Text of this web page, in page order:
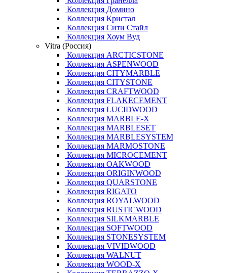
Коллекция Домино
Коллекция Кристал
Коллекция Сити Стайл
Коллекция Хоум Вуд
Vitra (Россия)
Коллекция ARCTICSTONE
Коллекция ASPENWOOD
Коллекция CITYMARBLE
Коллекция CITYSTONE
Коллекция CRAFTWOOD
Коллекция FLAKECEMENT
Коллекция LUCIDWOOD
Коллекция MARBLE-X
Коллекция MARBLESET
Коллекция MARBLESYSTEM
Коллекция MARMOSTONE
Коллекция MICROCEMENT
Коллекция OAKWOOD
Коллекция ORIGINWOOD
Коллекция QUARSTONE
Коллекция RIGATO
Коллекция ROYALWOOD
Коллекция RUSTICWOOD
Коллекция SILKMARBLE
Коллекция SOFTWOOD
Коллекция STONESYSTEM
Коллекция VIVIDWOOD
Коллекция WALNUT
Коллекция WOOD-X